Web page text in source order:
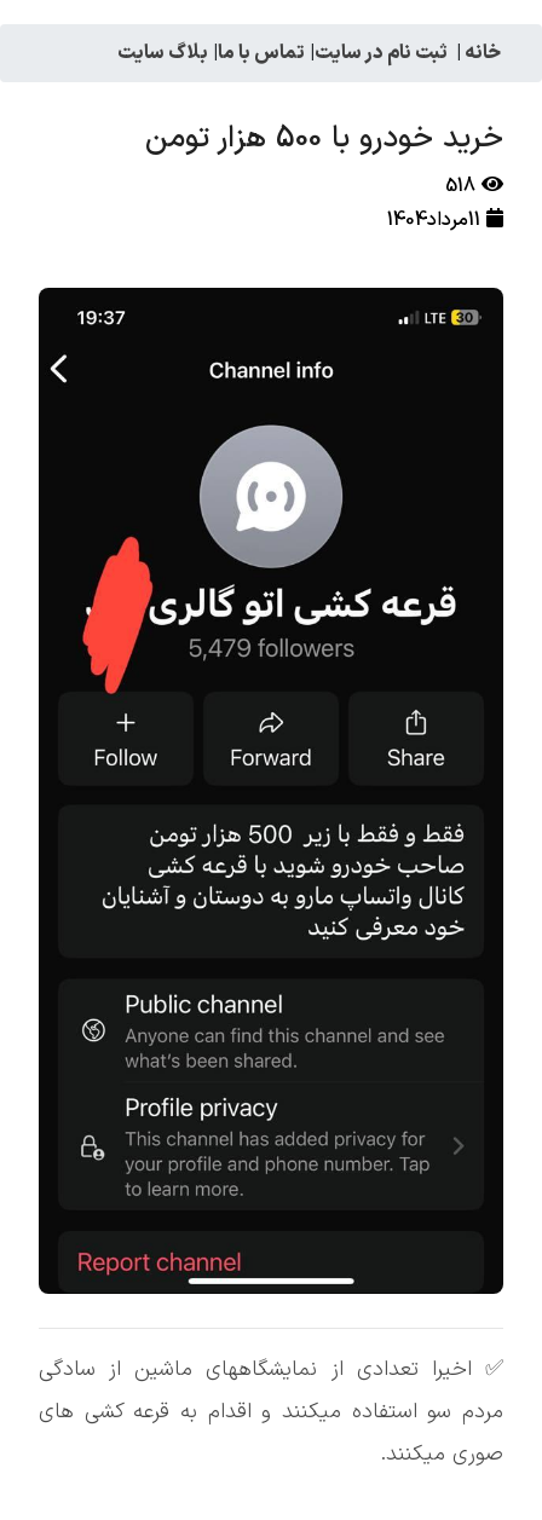
خانه | ثبت نام در سایت| تماس با ما| بلاگ سایت
خرید خودرو با 500 هزار تومن
518
11مرداد1404
✅ اخیرا تعدادی از نمایشگاههای ماشین از سادگی
مردم سو استفاده میکنند و اقدام به قرعه کشی های
صوری میکنند.